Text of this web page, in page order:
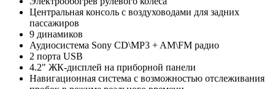
Центральная консоль с воздуховодами для задних
пассажиров
9 динамиков
Аудиосистема Sony CD\MP3 + AM\FM радио
2 порта USB
4.2" ЖК-дисплей на приборной панели
Навигационная система с возможностью отслеживания